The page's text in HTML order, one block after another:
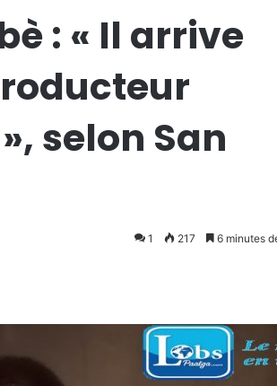
: « Il arrive
selon San
1 217 6 minutes